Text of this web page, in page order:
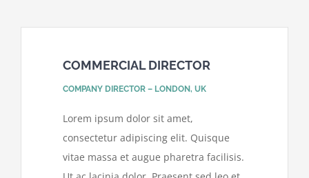
COMMERCIAL DIRECTOR
COMPANY DIRECTOR – LONDON, UK
Lorem ipsum dolor sit amet,
consectetur adipiscing elit. Quisque
vitae massa et augue pharetra facilisis.